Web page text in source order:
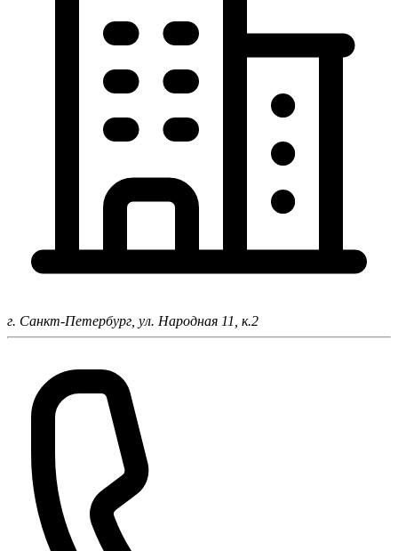
г. Санкт-Петербург, ул. Народная 11, к.2